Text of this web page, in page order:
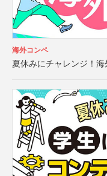
海外コンペ
夏休みにチャレンジ！